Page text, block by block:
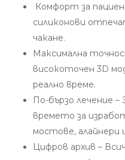
Комфорт за
силиконови
чакане.
Максимална
високоточен 3D
реално време.
По-бързо лечение
времето за
мостове, алайнери
Цифров архив –